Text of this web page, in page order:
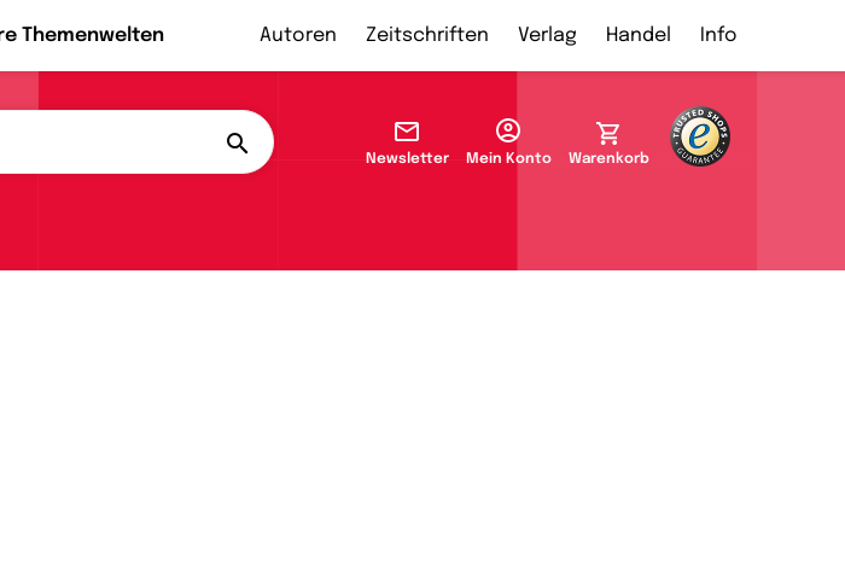
Themenwelten Autoren Zeitschriften Verlag Handel Info
Newsletter Mein Konto Warenkorb